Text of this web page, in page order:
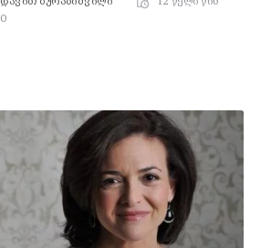
დავით ზურაბიშვილი
12 წელი წინ
0